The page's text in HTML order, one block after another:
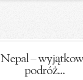
Nepal –
podróż...